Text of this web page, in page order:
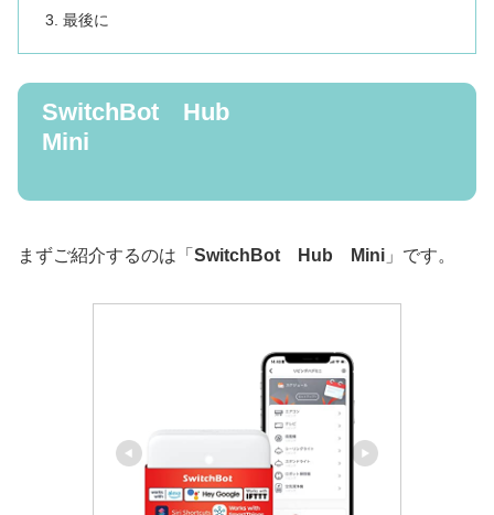
最後に
SwitchBot Hub
Mini
まずご紹介するのは「 SwitchBot Hub Mini 」です。